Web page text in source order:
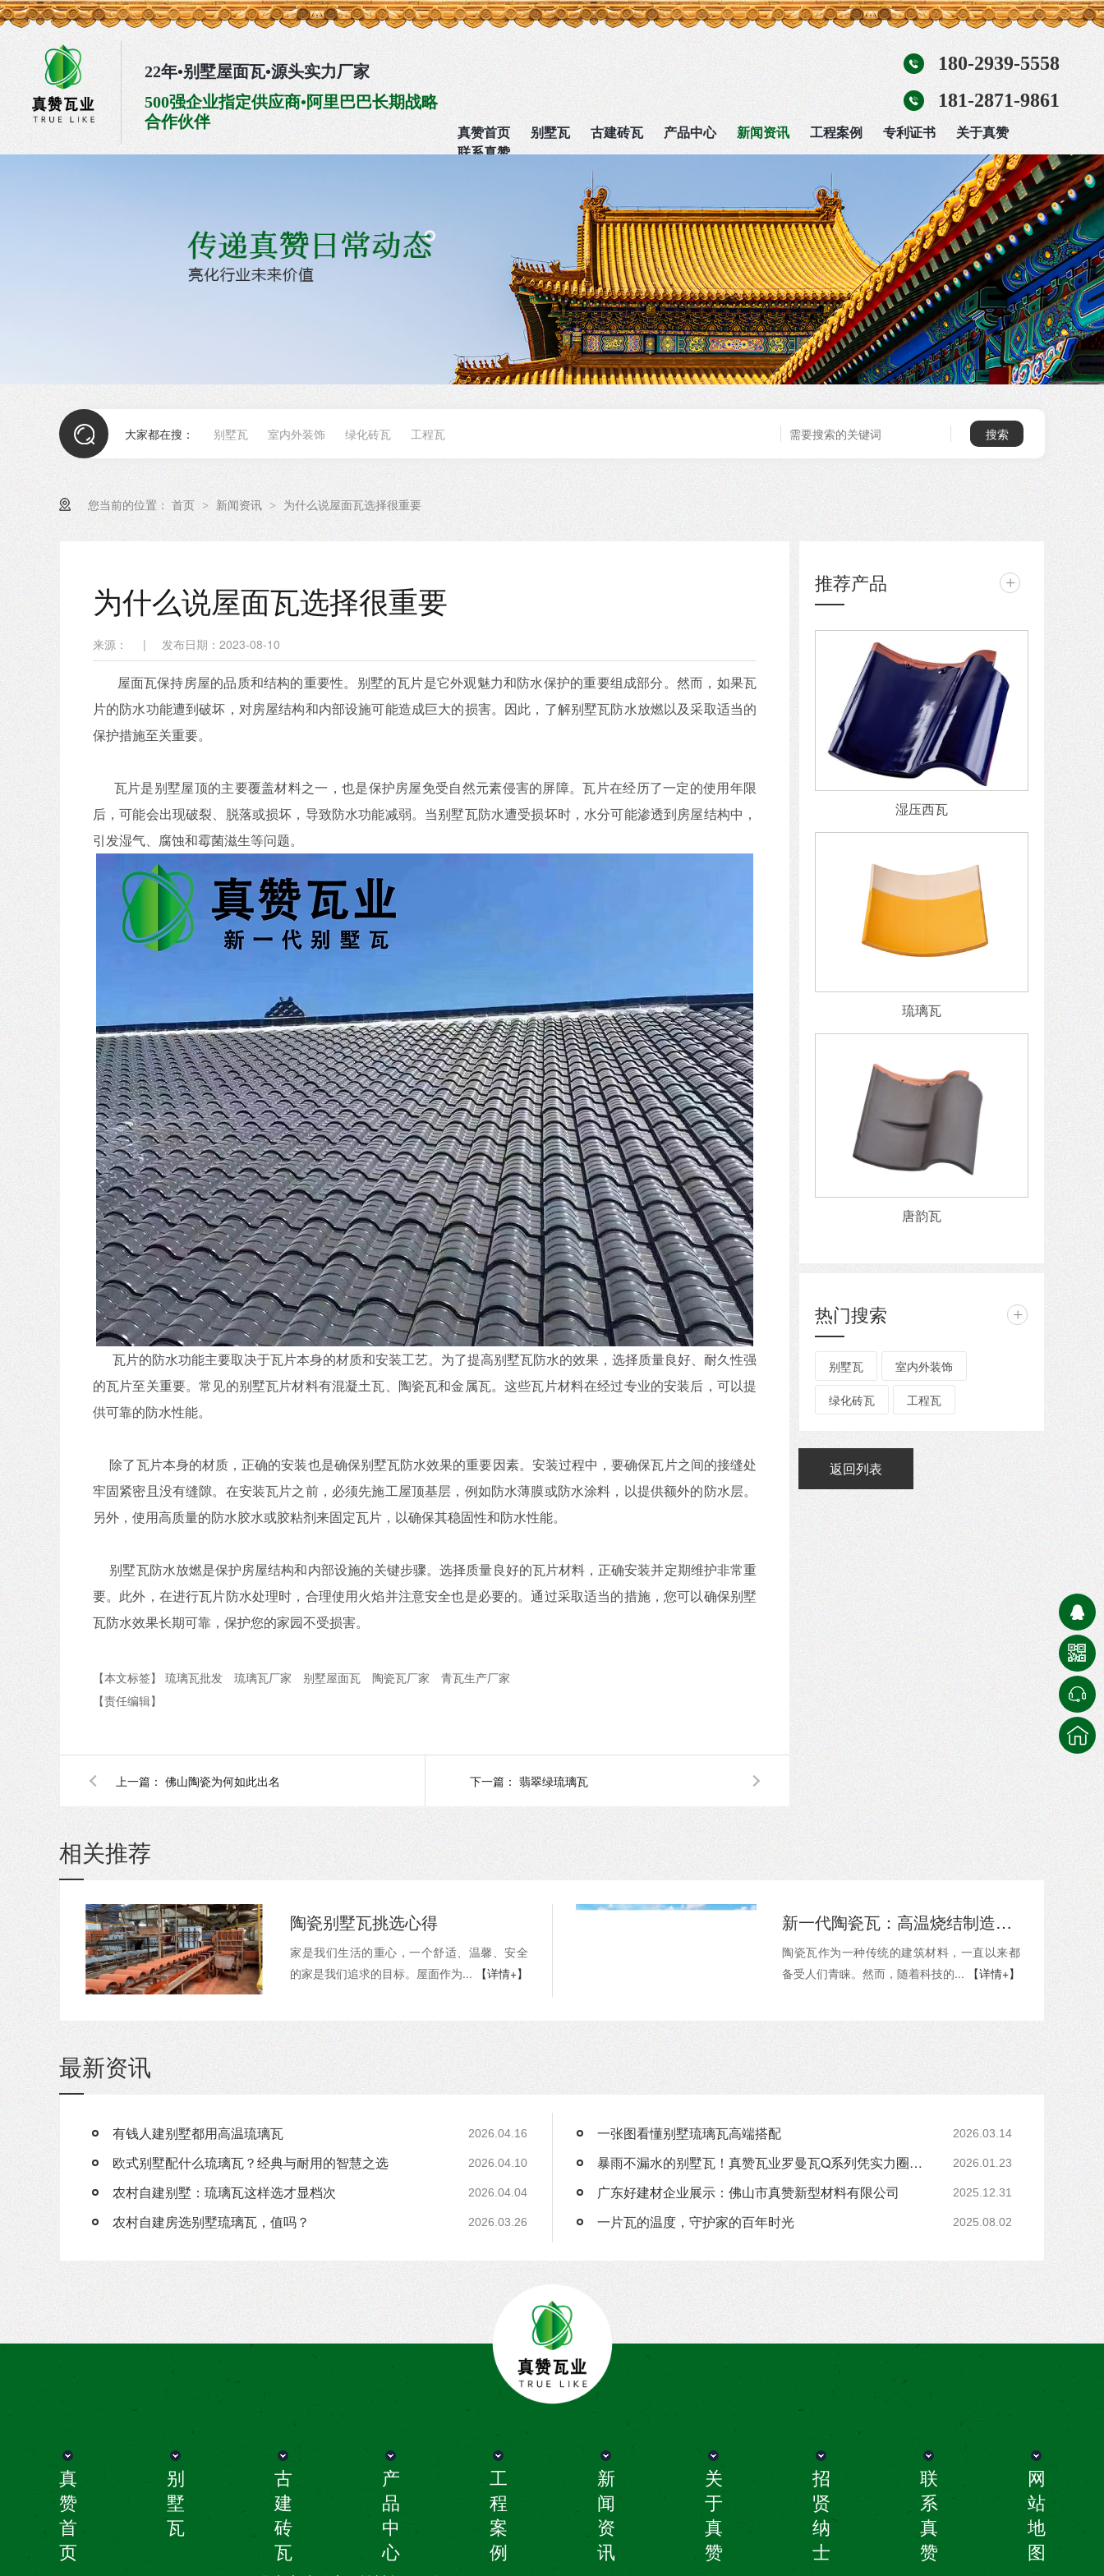
22年•别墅屋面瓦•源头实力厂家
500强企业指定供应商•阿里巴巴长期战略
合作伙伴
180-2939-5558
181-2871-9861
真赞首页 别墅瓦 古建砖瓦 产品中心 新闻资讯 工程案例 专利证书
关于真赞
联系真赞
大家都在搜： 别墅瓦 室内外装饰 绿化砖瓦 工程瓦
您当前的位置： 首页 > 新闻资讯 > 为什么说屋面瓦选择很重要
为什么说屋面瓦选择很重要
来源： | 发布日期：2023-08-10
屋面瓦保持房屋的品质和结构的重要性。别墅的瓦片是它外观魅力和防水保护的重要组成部分。然而，如果瓦
片的防水功能遭到破坏，对房屋结构和内部设施可能造成巨大的损害。因此，了解别墅瓦防水放燃以及采取适当的
保护措施至关重要。
瓦片是别墅屋顶的主要覆盖材料之一，也是保护房屋免受自然元素侵害的屏障。瓦片在经历了一定的使用年限
后，可能会出现破裂、脱落或损坏，导致防水功能减弱。当别墅瓦防水遭受损坏时，水分可能渗透到房屋结构中，
引发湿气、腐蚀和霉菌滋生等问题。
瓦片的防水功能主要取决于瓦片本身的材质和安装工艺。为了提高别墅瓦防水的效果，选择质量良好、耐久性强
的瓦片至关重要。常见的别墅瓦片材料有混凝土瓦、陶瓷瓦和金属瓦。这些瓦片材料在经过专业的安装后，可以提
供可靠的防水性能。
除了瓦片本身的材质，正确的安装也是确保别墅瓦防水效果的重要因素。安装过程中，要确保瓦片之间的接缝处
牢固紧密且没有缝隙。在安装瓦片之前，必须先施工屋顶基层，例如防水薄膜或防水涂料，以提供额外的防水层。
另外，使用高质量的防水胶水或胶粘剂来固定瓦片，以确保其稳固性和防水性能。
别墅瓦防水放燃是保护房屋结构和内部设施的关键步骤。选择质量良好的瓦片材料，正确安装并定期维护非常重
要。此外，在进行瓦片防水处理时，合理使用火焰并注意安全也是必要的。通过采取适当的措施，您可以确保别墅
瓦防水效果长期可靠，保护您的家园不受损害。
【本文标签】 琉璃瓦批发 琉璃瓦厂家 别墅屋面瓦 陶瓷瓦厂家
青瓦生产厂家
【责任编辑】
上一篇： 佛山陶瓷为何如此出名 下一篇： 翡翠绿琉璃瓦
推荐产品 +
湿压西瓦
琉璃瓦
唐韵瓦
热门搜索 +
别墅瓦 室内外装饰
绿化砖瓦 工程瓦
返回列表
相关推荐
陶瓷别墅瓦挑选心得
家是我们生活的重心，一个舒适、温馨、安全
的家是我们追求的目标。屋面作为...
【详情+】
新一代陶瓷瓦：高温烧结制造，长寿命与稳定釉面不掉色！
陶瓷瓦作为一种传统的建筑材料，一直以来都
备受人们青睐。然而，随着科技的...
【详情+】
最新资讯
有钱人建别墅都用高温琉璃瓦 2026.04.16
欧式别墅配什么琉璃瓦？经典与耐用的智慧之选 2026.04.10
农村自建别墅：琉璃瓦这样选才显档次 2026.04.04
农村自建房选别墅琉璃瓦，值吗？ 2026.03.26
一张图看懂别墅琉璃瓦高端搭配 2026.03.14
暴雨不漏水的别墅瓦！真赞瓦业罗曼瓦Q系列凭实力圈粉 25/64 2026.01.23
广东好建材企业展示：佛山市真赞新型材料有限公司 2025.12.31
一片瓦的温度，守护家的百年时光 2025.08.02
真
赞
首
页
别
墅
瓦
古
建
砖
瓦
产
品
中
心
工
程
案
例
新
闻
资
讯
关
于
真
赞
招
贤
纳
士
联
系
真
赞
网
站
地
图